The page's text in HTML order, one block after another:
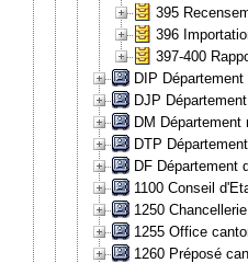
395
396
397-400
DIP
DJP
DM Département
DTP
DF Département
1100 Conseil
1250
1255 Office
1260 Préposé